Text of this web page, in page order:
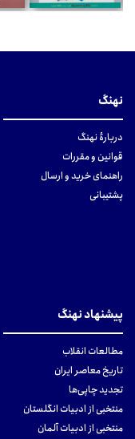
نهنگ
دربارهٔ نهنگ
قوانین و مقررات
راهنمای خرید و ارسال
پشتیبانی
پیشنهاد نهنگ
مطالعات انقلاب
تاریخ معاصر ایران
تجدید چاپی‌ها
منتخبی از ادبیات انگلستان
منتخبی از ادبیات آلمان